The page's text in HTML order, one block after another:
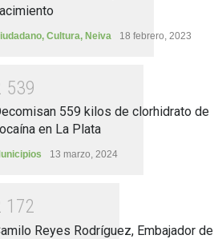
, Cultura, Neiva 18 febrero, 2023
539
559 kilos de clorhidrato de
en La Plata
13 marzo, 2024
1 72
Reyes Rodríguez, Embajador de